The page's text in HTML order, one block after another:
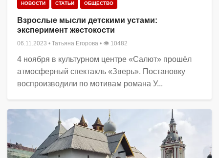
НОВОСТИ СТАТЬИ ОБЩЕСТВО
Взрослые мысли детскими устами:
эксперимент жестокости
06.11.2023 • Татьяна Егорова • 👁 10482
4 ноября в культурном центре «Салют» прошёл
атмосферный спектакль «Зверь». Постановку
воспроизводили по мотивам романа У...